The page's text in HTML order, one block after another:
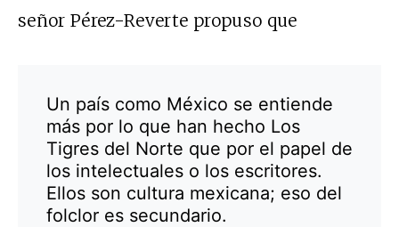
señor Pérez-Reverte propuso que
Un país como México se entiende
más por lo que han hecho Los
Tigres del Norte que por el papel de
los intelectuales o los escritores.
Ellos son cultura mexicana; eso del
folclor es secundario.